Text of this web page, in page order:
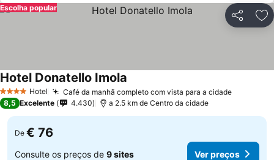
Partilhar
Escolha popular
4 EstrelasHotel Café da manhã completo com vista para a cidade
Hotel Donatello Imola
8,5 Excelente 4.430 a 2.5 km de Centro da cidade
De € 76
Consulte os preços de 9 sites Ver preços